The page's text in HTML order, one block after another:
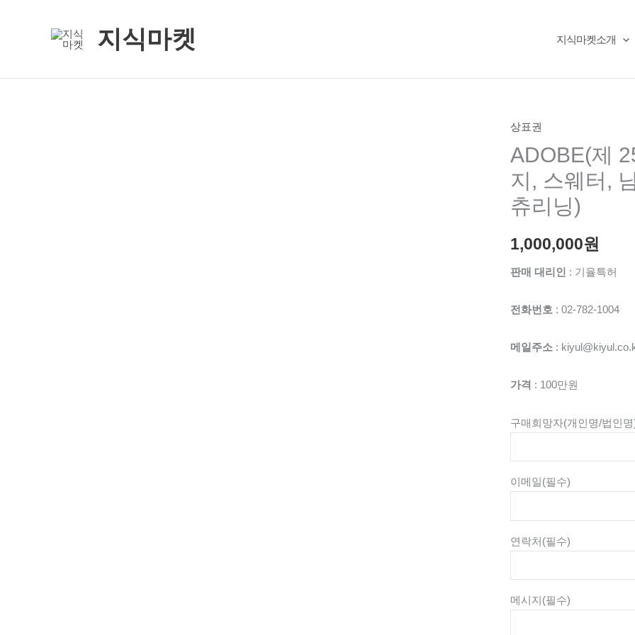
지식마켓 지식마켓소개
상표권
ADOBE(제
지, 스웨터,
츄리닝)
1,000,000원
판매 대리인 : 기율특허
전화번호 : 02-782-1004
메일주소 :
가격 : 100만원
구매희망자(개인명/법인명
이메일(필수)
연락처(필수)
메시지(필수)